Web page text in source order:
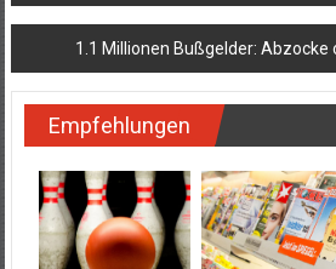
1.1 Millionen Bußgelder:
Empfehlungen